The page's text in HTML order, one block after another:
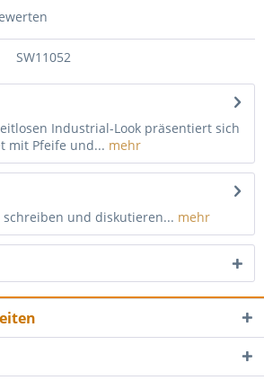
SW11052
Industrial-Look präsentiert sich
mit Pfeife und... mehr
schreiben und diskutieren... mehr